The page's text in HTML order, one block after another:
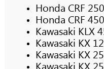
Honda CRF
Honda CRF
Kawasaki KLX
Kawasaki KX
Kawasaki KX
Kawasaki KX